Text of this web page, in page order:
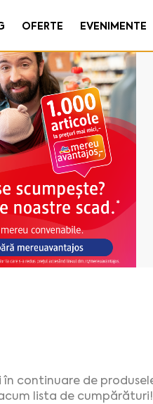
OFERTE EVENIMENTE
continuare de
lista de cumpărături!